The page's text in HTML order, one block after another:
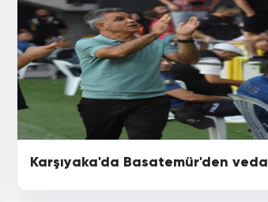
Karşıyaka'da Basatemür'den veda